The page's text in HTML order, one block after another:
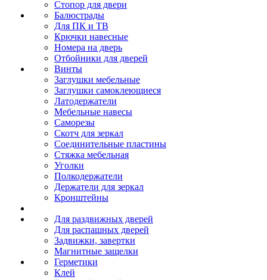
Стопор для двери
Балюстрады
Для ПК и ТВ
Крючки навесные
Номера на дверь
Отбойники для дверей
Винты
Заглушки мебельные
Заглушки самоклеющиеся
Латодержатели
Мебельные навесы
Саморезы
Скотч для зеркал
Соединительные пластины
Стяжка мебельная
Уголки
Полкодержатели
Держатели для зеркал
Кронштейны
Для раздвижных дверей
Для распашных дверей
Задвижки, завертки
Магнитные защелки
Герметики
Клей